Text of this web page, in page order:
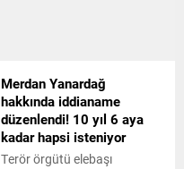
Merdan Yanardağ
hakkında iddianame
düzenlendi! 10 yıl 6 aya
kadar hapsi isteniyor
Terör örgütü elebaşı